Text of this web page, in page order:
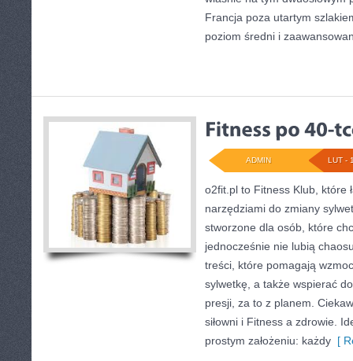
Francja poza utartym
poziom średni i
LUT -
ADMIN
o2fit.pl to Fitness Klub, które
narzędziami do zmiany
stworzone dla osób, które
jednocześnie nie lubią
treści, które pomagają
sylwetkę, a także wspierać
presji, za to z planem.
siłowni i Fitness a zdrowie.
prostym założeniu: każdy [